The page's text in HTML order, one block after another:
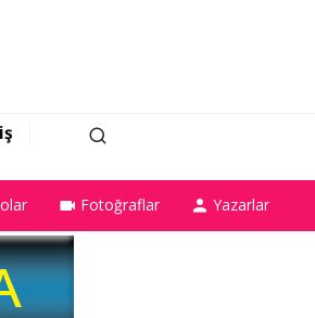
Fotoğraflar Yazarlar